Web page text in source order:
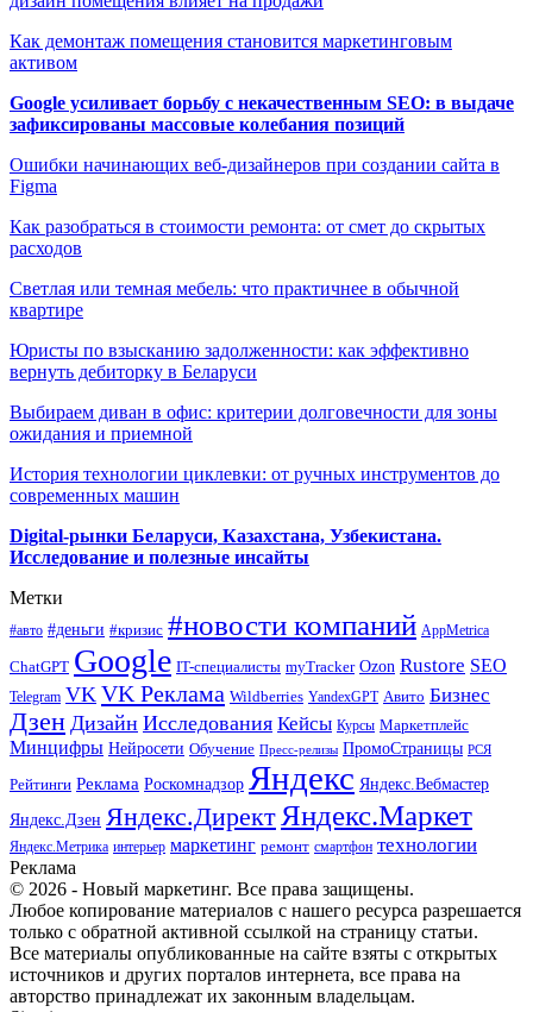
Как демонтаж помещения становится маркетинговым
активом
Google усиливает борьбу с некачественным SEO: в выдаче
зафиксированы массовые колебания позиций
Ошибки начинающих веб-дизайнеров при создании сайта в
Figma
Как разобраться в стоимости ремонта: от смет до скрытых
расходов
Светлая или темная мебель: что практичнее в обычной
квартире
Юристы по взысканию задолженности: как эффективно
вернуть дебиторку в Беларуси
Выбираем диван в офис: критерии долговечности для зоны
ожидания и приемной
История технологии циклевки: от ручных инструментов до
современных машин
Digital-рынки Беларуси, Казахстана, Узбекистана.
Исследование и полезные инсайты
Метки
#авто #деньги #кризис #новости компаний AppMetrica
ChatGPT Google IT-специалисты myTracker Ozon Rustore SEO
Telegram VK VK Реклама Wildberries YandexGPT Авито Бизнес
Дзен Дизайн Исследования Кейсы Курсы Маркетплейс
Минцифры Нейросети Обучение Пресс-релизы ПромоСтраницы РСЯ
Рейтинги Реклама Роскомнадзор Яндекс Яндекс.Вебмастер
Яндекс.Дзен Яндекс.ДиректЯндекс.Маркет
Яндекс.Метрика интерьер маркетинг ремонт смартфон технологии
Реклама
© 2026 - Новый маркетинг. Все права защищены.
Любое копирование материалов с нашего ресурса разрешается
только с обратной активной ссылкой на страницу статьи.
Все материалы опубликованные на сайте взяты с открытых
источников и других порталов интернета, все права на
авторство принадлежат их законным владельцам.